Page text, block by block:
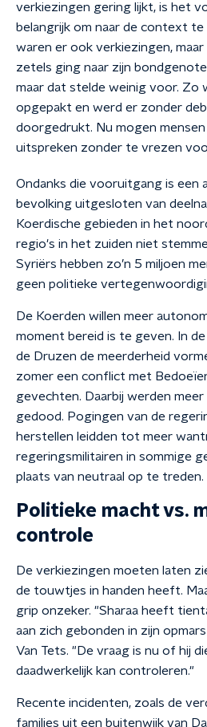
verkiezingen gering lijkt, is het
belangrijk om naar de context te
waren er ook verkiezingen,
zetels ging naar zijn
maar dat stelde weinig voor. Zo
opgepakt en werd er zonder
doorgedrukt. Nu mogen
uitspreken zonder te vrezen
Ondanks die vooruitgang is een
bevolking uitgesloten van
Koerdische gebieden in het
regio's in het zuiden niet
Syriërs hebben zo’n 5 miljoen
geen politieke
De Koerden willen meer
moment bereid is te geven. In
de Druzen de meerderheid
zomer een conflict met
gevechten. Daarbij werden meer
gedood. Pogingen van de
herstellen leidden tot meer
regeringsmilitairen in sommige
plaats van neutraal op te treden.
Politieke macht vs.
controle
De verkiezingen moeten laten
de touwtjes in handen heeft.
grip onzeker. "Sharaa heeft
aan zich gebonden in zijn
Van Tets. "De vraag is nu of hij
daadwerkelijk kan controleren."
Recente incidenten, zoals de
families uit een buitenwijk van